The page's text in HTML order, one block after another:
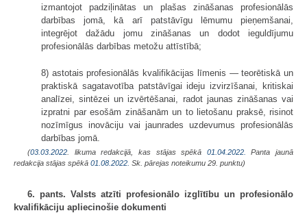
izmantojot padziļinātas un plašas zināšanas profesionālās
darbības jomā, kā arī patstāvīgu lēmumu pieņemšanai,
integrējot dažādu jomu zināšanas un dodot ieguldījumu
profesionālās darbības metožu attīstībā;
8) astotais profesionālās kvalifikācijas līmenis — teorētiskā un
praktiskā sagatavotība patstāvīgai ideju izvirzīšanai, kritiskai
analīzei, sintēzei un izvērtēšanai, radot jaunas zināšanas vai
izpratni par esošām zināšanām un to lietošanu praksē, risinot
nozīmīgus inovāciju vai jaunrades uzdevumus profesionālās
darbības jomā.
(03.03.2022 . likuma redakcijā, kas stājas spēkā 01.04.2022.
Panta jaunā
redakcija stājas spēkā 01.08.2022. Sk. pārejas noteikumu 29. punktu)
6. pants. Valsts atzīti profesionālo izglītību un profesionālo
kvalifikāciju apliecinošie dokumenti